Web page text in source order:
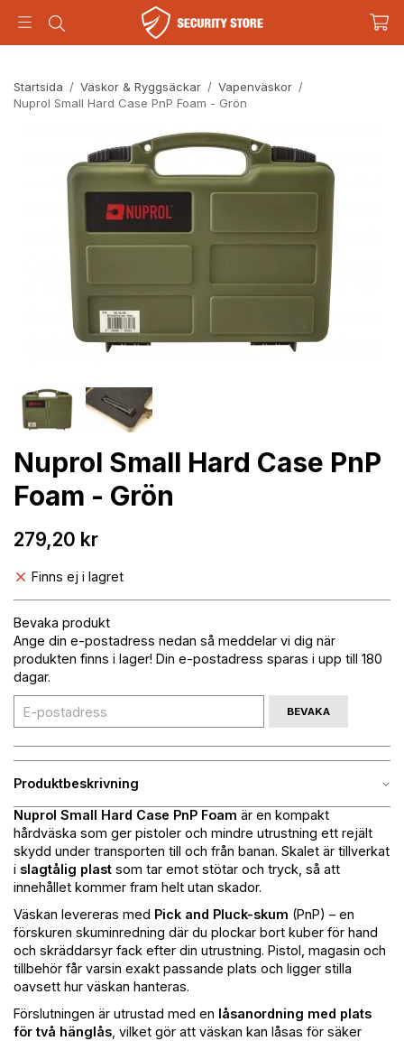
Startsida / Väskor & Ryggsäckar / Vapenväskor /
Nuprol Small Hard Case PnP Foam - Grön
Nuprol Small Hard Case PnP
Foam - Grön
279,20 kr
Finns ej i lagret
Bevaka produkt
Ange din e-postadress nedan så meddelar vi dig när
produkten finns i lager! Din e-postadress sparas i upp till 180
dagar.
BEVAKA
Produktbeskrivning
Nuprol Small Hard Case PnP Foam är en kompakt
hårdväska som ger pistoler och mindre utrustning ett rejält
skydd under transporten till och från banan. Skalet är tillverkat
i slagtålig plast som tar emot stötar och tryck, så att
innehållet kommer fram helt utan skador.
Väskan levereras med Pick and Pluck-skum (PnP) – en
förskuren skuminredning där du plockar bort kuber för hand
och skräddarsyr fack efter din utrustning. Pistol, magasin och
tillbehör får varsin exakt passande plats och ligger stilla
oavsett hur väskan hanteras.
Förslutningen är utrustad med en låsanordning med plats
för två hänglås , vilket gör att väskan kan låsas för säker